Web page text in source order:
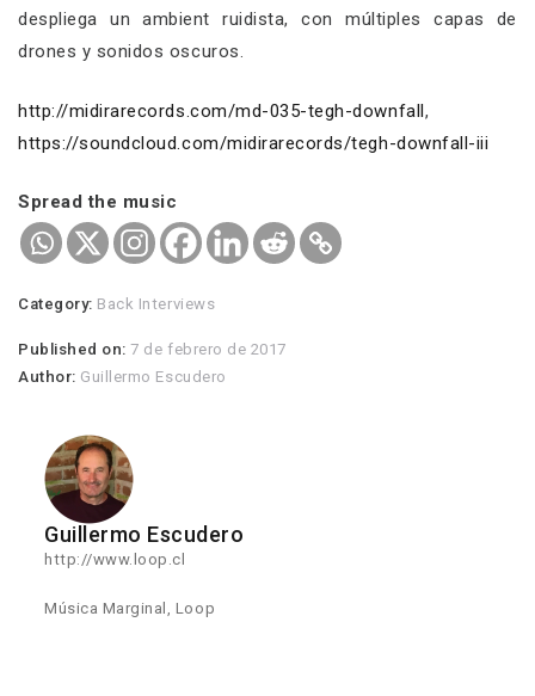
despliega un ambient ruidista, con múltiples capas de
drones y sonidos oscuros.
http://midirarecords.com/md-035-tegh-downfall,
https://soundcloud.com/midirarecords/tegh-downfall-iii
Spread the music
Category: Back Interviews
Published on:7 de febrero de 2017
Author: Guillermo Escudero
Guillermo Escudero
http://www.loop.cl
Música Marginal, Loop